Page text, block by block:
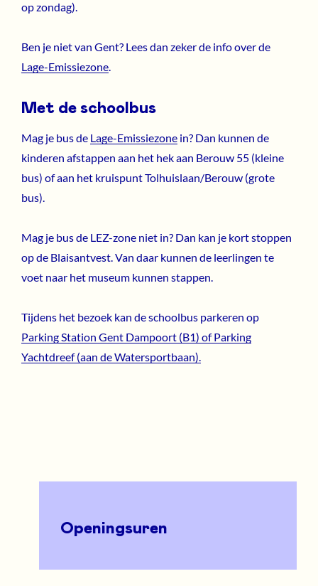
op zondag).
Ben je niet van Gent? Lees dan zeker de info over de
Lage-Emissiezone.
Met de schoolbus
Mag je bus de Lage-Emissiezone in? Dan kunnen de
kinderen afstappen aan het hek aan Berouw 55 (kleine
bus) of aan het kruispunt Tolhuislaan/Berouw (grote
bus).
Mag je bus de LEZ-zone niet in? Dan kan je kort stoppen
op de Blaisantvest. Van daar kunnen de leerlingen te
voet naar het museum kunnen stappen.
Tijdens het bezoek kan de schoolbus parkeren op
Parking Station Gent Dampoort (B1) of Parking
Yachtdreef (aan de Watersportbaan).
Openingsuren